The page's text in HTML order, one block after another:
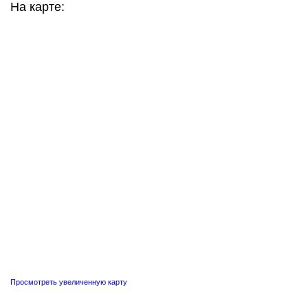
На карте:
Просмотреть увеличенную карту